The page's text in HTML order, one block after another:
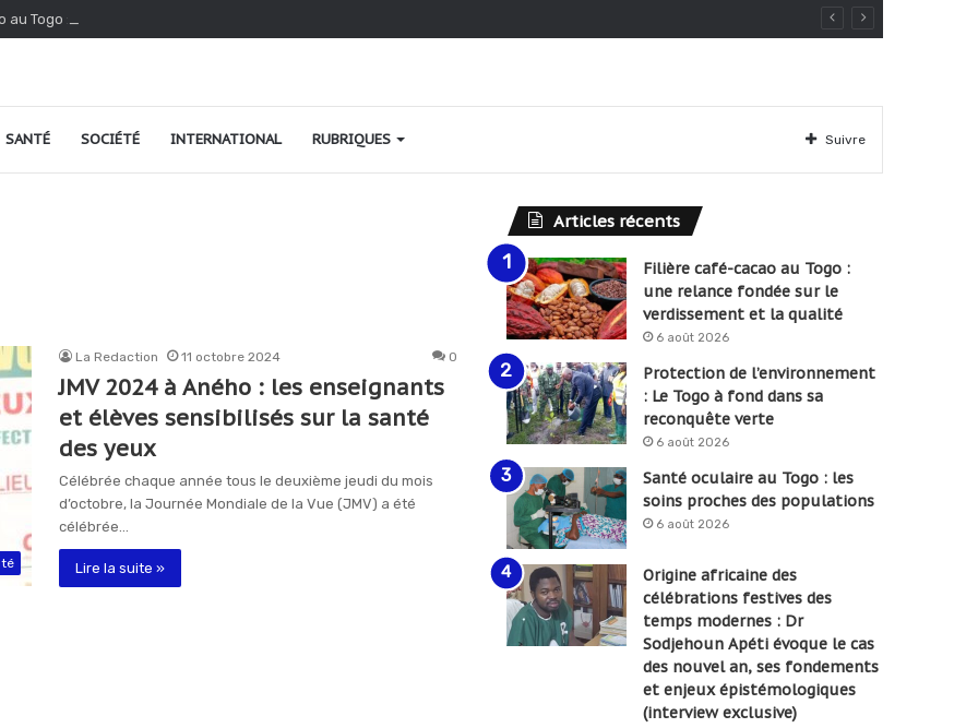
au Togo : une relance fondée sur le verdissement et la qualité
SANTÉ SOCIÉTÉ INTERNATIONAL RUBRIQUES Suivre
La Redaction 11 octobre 2024 0
JMV 2024 à Aného : les enseignants
et élèves sensibilisés sur la santé
des yeux
Célébrée chaque année tous le deuxième jeudi du mois
d’octobre, la Journée Mondiale de la Vue (JMV) a été
célébrée…
Lire la suite »
Articles récents
Filière café-cacao au Togo :
une relance fondée sur le
verdissement et la qualité
6 août 2026
Protection de l’environnement
: Le Togo à fond dans sa
reconquête verte
6 août 2026
Santé oculaire au Togo : les
soins proches des populations
6 août 2026
Origine africaine des
célébrations festives des
temps modernes : Dr
Sodjehoun Apéti évoque le cas
des nouvel an, ses fondements
et enjeux épistémologiques
(interview exclusive)